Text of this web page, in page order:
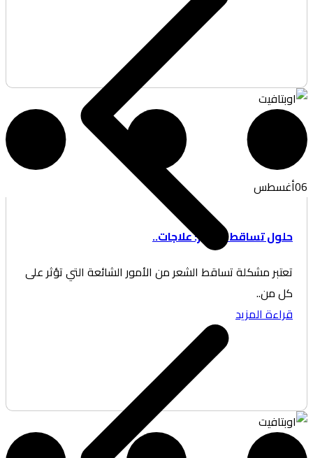
تساقط الشعر: علاجات..
مشكلة تساقط الشعر من الأمور الشائعة التي تؤثر على
من..
المزيد